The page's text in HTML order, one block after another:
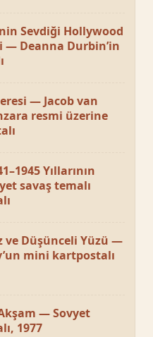
Sevdiği Hollywood
— Deanna Durbin’in
— Jacob van
resmi üzerine
Yıllarının
savaş temalı
ve Düşünceli Yüzü —
mini kartpostalı
— Sovyet
1977